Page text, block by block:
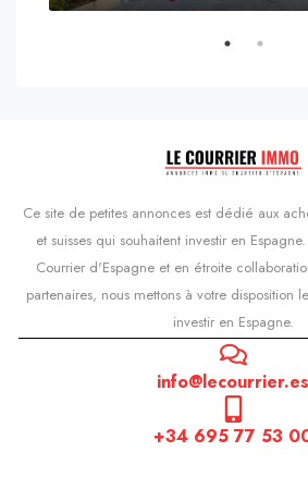
Ce site de petites annonces est dédié aux
et suisses qui souhaitent investir en
Courrier d'Espagne et en étroite
partenaires, nous mettons à votre disposition
investir en Espagne.
info@lecourrier.es
+34 695 77 53